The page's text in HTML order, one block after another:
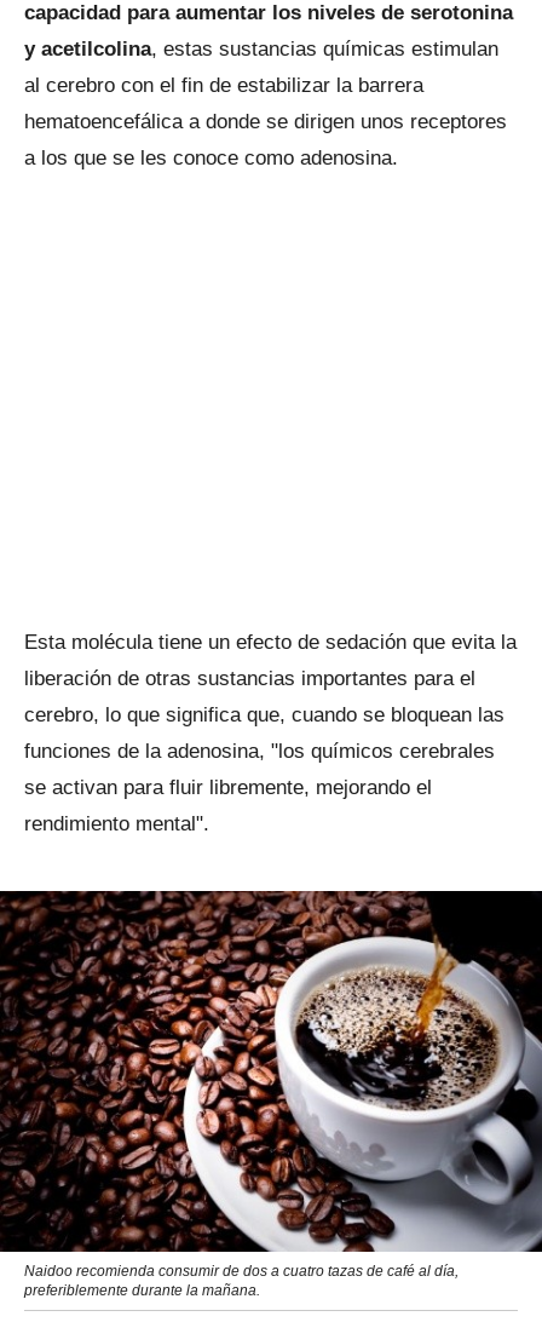
capacidad para aumentar los niveles de serotonina
y acetilcolina, estas sustancias químicas estimulan
al cerebro con el fin de estabilizar la barrera
hematoencefálica a donde se dirigen unos receptores
a los que se les conoce como adenosina.
Esta molécula tiene un efecto de sedación que evita la
liberación de otras sustancias importantes para el
cerebro, lo que significa que, cuando se bloquean las
funciones de la adenosina, "los químicos cerebrales
se activan para fluir libremente, mejorando el
rendimiento mental".
Naidoo recomienda consumir de dos a cuatro tazas de café al día,
preferiblemente durante la mañana.